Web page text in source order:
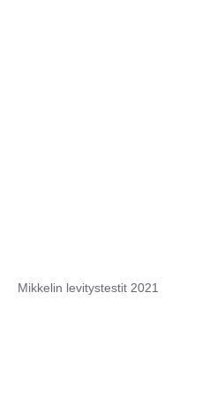
Mikkelin levitystestit 2021